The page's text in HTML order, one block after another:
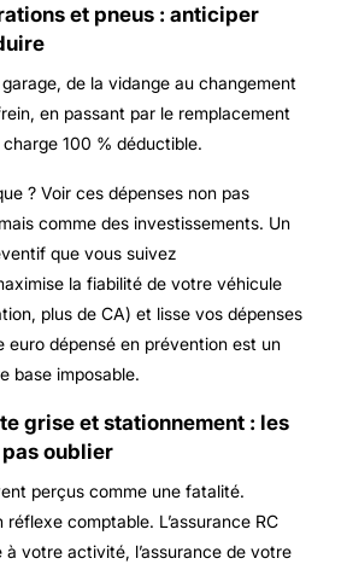
et pneus : anticiper
de la vidange au changement
en passant par le remplacement
100 % déductible.
? Voir ces dépenses non pas
comme des investissements. Un
que vous suivez
la fiabilité de votre véhicule
plus de CA) et lisse vos dépenses
euro dépensé en prévention est un
base imposable.
grise et stationnement : les
oublier
perçus comme une fatalité.
comptable. L’assurance RC
à votre activité, l’assurance de votre